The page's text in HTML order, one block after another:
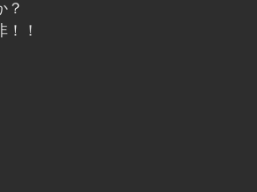
？
！！